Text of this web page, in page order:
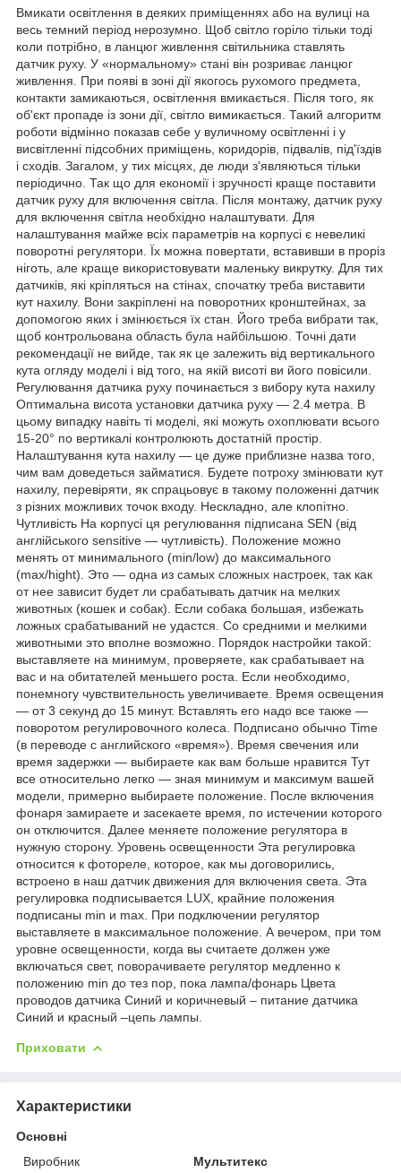
Вмикати освітлення в деяких приміщеннях або на вулиці на
весь темний період нерозумно. Щоб світло горіло тільки тоді
коли потрібно, в ланцюг живлення світильника ставлять
датчик руху. У «нормальному» стані він розриває ланцюг
живлення. При появі в зоні дії якогось рухомого предмета,
контакти замикаються, освітлення вмикається. Після того, як
об'єкт пропаде із зони дії, світло вимикається. Такий алгоритм
роботи відмінно показав себе у вуличному освітленні і у
висвітленні підсобних приміщень, коридорів, підвалів, під'їздів
і сходів. Загалом, у тих місцях, де люди з'являються тільки
періодично. Так що для економії і зручності краще поставити
датчик руху для включення світла. Після монтажу, датчик руху
для включення світла необхідно налаштувати. Для
налаштування майже всіх параметрів на корпусі є невеликі
поворотні регулятори. Їх можна повертати, вставивши в проріз
ніготь, але краще використовувати маленьку викрутку. Для тих
датчиків, які кріпляться на стінах, спочатку треба виставити
кут нахилу. Вони закріплені на поворотних кронштейнах, за
допомогою яких і змінюється їх стан. Його треба вибрати так,
щоб контрольована область була найбільшою. Точні дати
рекомендації не вийде, так як це залежить від вертикального
кута огляду моделі і від того, на якій висоті ви його повісили.
Регулювання датчика руху починається з вибору кута нахилу
Оптимальна висота установки датчика руху — 2.4 метра. В
цьому випадку навіть ті моделі, які можуть охоплювати всього
15-20° по вертикалі контролюють достатній простір.
Налаштування кута нахилу — це дуже приблизне назва того,
чим вам доведеться займатися. Будете потроху змінювати кут
нахилу, перевіряти, як спрацьовує в такому положенні датчик
з різних можливих точок входу. Нескладно, але клопітно.
Чутливість На корпусі ця регулювання підписана SEN (від
англійського sensitive — чутливість). Положение можно
менять от минимального (min/low) до максимального
(max/hight). Это — одна из самых сложных настроек, так как
от нее зависит будет ли срабатывать датчик на мелких
животных (кошек и собак). Если собака большая, избежать
ложных срабатываний не удастся. Со средними и мелкими
животными это вполне возможно. Порядок настройки такой:
выставляете на минимум, проверяете, как срабатывает на
вас и на обитателей меньшего роста. Если необходимо,
понемногу чувствительность увеличиваете. Время освещения
— от 3 секунд до 15 минут. Вставлять его надо все также —
поворотом регулировочного колеса. Подписано обычно Time
(в переводе с английского «время»). Время свечения или
время задержки — выбираете как вам больше нравится Тут
все относительно легко — зная минимум и максимум вашей
модели, примерно выбираете положение. После включения
фонаря замираете и засекаете время, по истечении которого
он отключится. Далее меняете положение регулятора в
нужную сторону. Уровень освещенности Эта регулировка
относится к фотореле, которое, как мы договорились,
встроено в наш датчик движения для включения света. Эта
регулировка подписывается LUX, крайние положения
подписаны min и max. При подключении регулятор
выставляете в максимальное положение. А вечером, при том
уровне освещенности, когда вы считаете должен уже
включаться свет, поворачиваете регулятор медленно к
положению min до тез пор, пока лампа/фонарь Цвета
проводов датчика Синий и коричневый – питание датчика
Синий и красный –цепь лампы.
Приховати
Характеристики
Основні
Виробник
Мультитекс